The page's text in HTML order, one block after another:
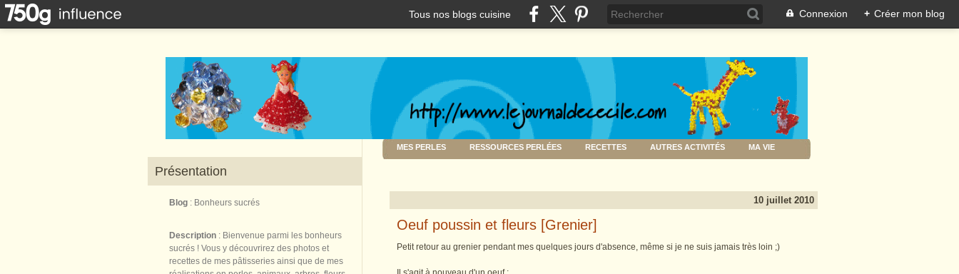
Tous nos blogs cuisine Connexion + Créer mon blog
Présentation
Blog : Bonheurs sucrés
Description : Bienvenue parmi les bonheurs
sucrés ! Vous y découvrirez des photos et
recettes de mes pâtisseries ainsi que de mes
MES PERLES RESSOURCES PERLÉES RECETTES AUTRES ACTIVITÉS MA VIE
10 juillet 2010
Oeuf poussin et fleurs [Grenier]
Petit retour au grenier pendant mes quelques jours d'absence, même si je ne suis jamais très loin ;)